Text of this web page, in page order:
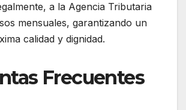
a la Agencia Tributaria
mensuales, garantizando un
calidad y dignidad.
Frecuentes